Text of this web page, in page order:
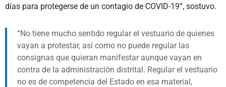
días para protegerse de un contagio de COVID-19”, sostuvo.
No tiene mucho sentido regular el vestuario de quienes
vayan a protestar, así como no puede regular las
consignas que quieran manifestar aunque vayan en
contra de la administración distrital. Regular el vestuario
no es de competencia del Estado en esa material,